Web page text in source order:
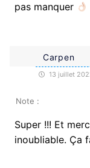
pas manquer
Carpen
13 juillet
Note :
Super !!! Et
inoubliable. Ça